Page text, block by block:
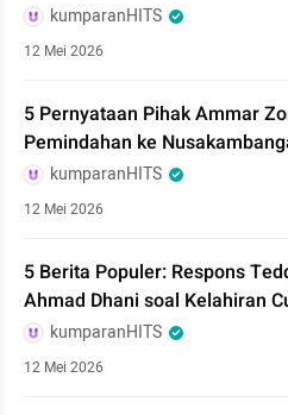
kumparanHITS
12 Mei 2026
5 Pernyataan Pihak Ammar
Pemindahan ke
kumparanHITS
12 Mei 2026
5 Berita Populer: Respons
Ahmad Dhani soal Kelahiran
kumparanHITS
12 Mei 2026